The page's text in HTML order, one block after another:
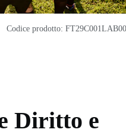
Diritto e
Codice prodotto: